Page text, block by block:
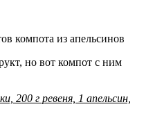
но вот компот с ним
200 г ревеня, 1 апельсин,